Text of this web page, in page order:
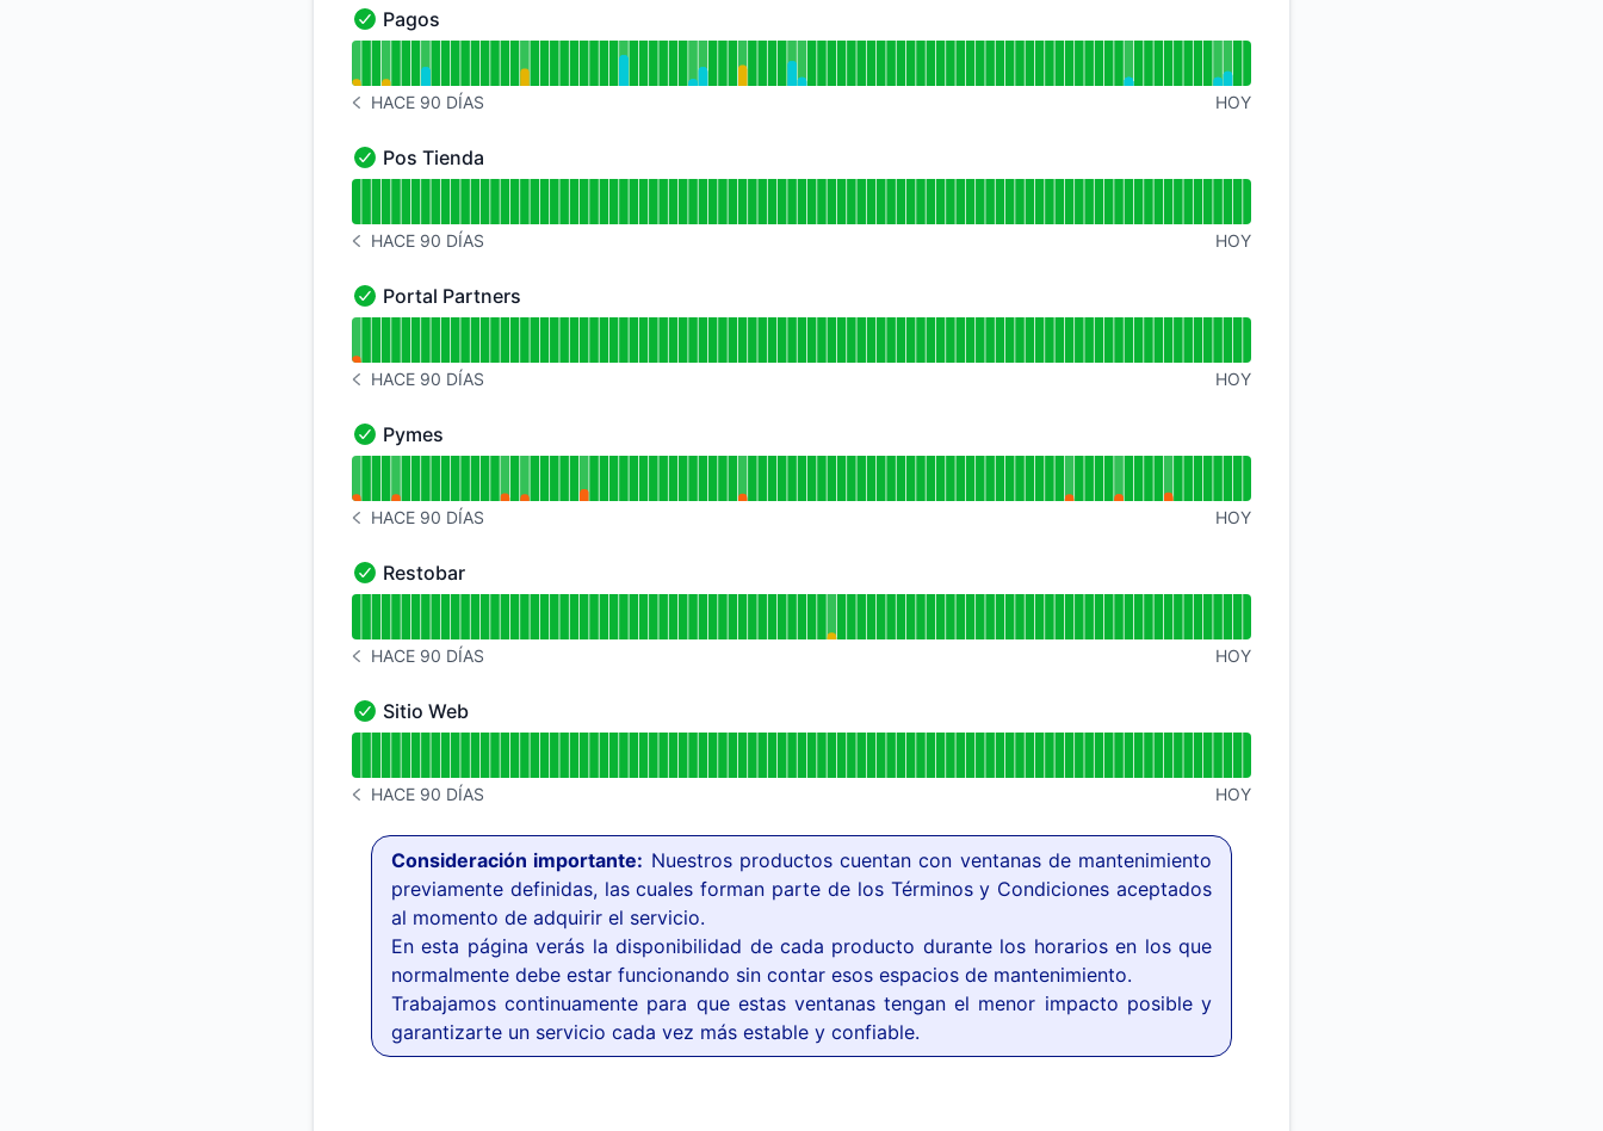
Pagos - En funcionamiento
Pagos
Leer gráfico de tiempo de actividad para Pagos
HISTORIAL DE AVISOS HACE 90 DÍAS
HACE 90 DÍAS HOY
Pos Tienda - En funcionamiento
Pos Tienda
HISTORIAL DE AVISOS HACE 90 DÍAS
HACE 90 DÍAS HOY
Portal Partners - En funcionamiento
Portal Partners
HISTORIAL DE AVISOS HACE 90 DÍAS
HACE 90 DÍAS HOY
Pymes - En funcionamiento
Pymes
HISTORIAL DE AVISOS HACE 90 DÍAS
HACE 90 DÍAS HOY
Restobar - En funcionamiento
Restobar
HISTORIAL DE AVISOS HACE 90 DÍAS
HACE 90 DÍAS HOY
Sitio Web - En funcionamiento
Sitio Web
HISTORIAL DE AVISOS HACE 90 DÍAS
HACE 90 DÍAS HOY
Consideración importante: Nuestros productos cuentan con ventanas de mantenimiento
previamente definidas, las cuales forman parte de los Términos y Condiciones aceptados
al momento de adquirir el servicio.
En esta página verás la disponibilidad de cada producto durante los horarios en los que
normalmente debe estar funcionando sin contar esos espacios de mantenimiento.
Trabajamos continuamente para que estas ventanas tengan el menor impacto posible y
garantizarte un servicio cada vez más estable y confiable.